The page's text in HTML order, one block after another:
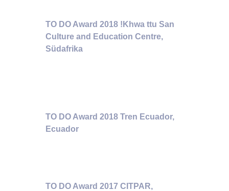
TO DO Award 2018 !Khwa ttu San
Culture and Education Centre,
Südafrika
TO DO Award 2018 Tren Ecuador,
Ecuador
TO DO Award 2017 CITPAR,